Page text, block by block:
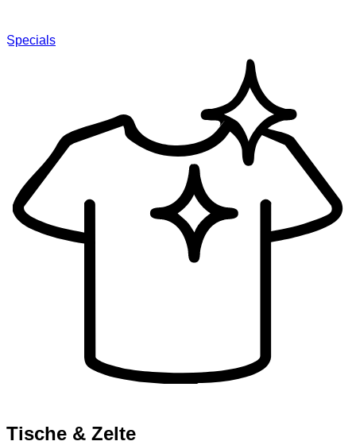
Specials
Tische & Zelte